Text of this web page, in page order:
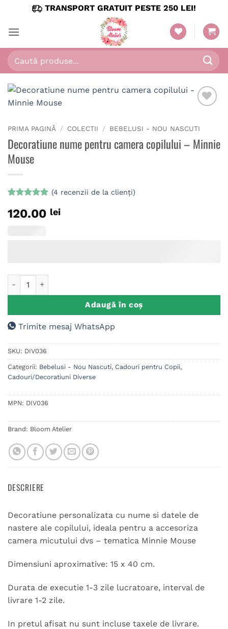
content
TRANSPORT GRATUIT PESTE 250 LEI!
Caută
după:
PRIMA PAGINĂ / COLECTII / BEBELUSI - NOU NASCUTI
Decoratiune nume pentru camera copilului – Minnie
Mouse
5din 5 pe
baza a
(4 recenzii de la clienți)
120.00 lei
Adaugă în coș
Trimite mesaj WhatsApp
SKU: DIV036
Categorii: Bebelusi - Nou Nascuti, Cadouri pentru Copii,
Cadouri/Decoratiuni Diverse
MPN: DIV036
Brand: Bloom Atelier
DESCRIERE
Decoratiune personalizata cu nume si datele de
nastere ale copilului, ideala pentru a accesoriza
camera micutului dvs – tematica Minnie Mouse
Dimensiuni aproximative: 15 x 40 cm.
Durata de executie 1-3 zile lucratoare, interval de
livrare 1-2 zile.
In pretul afisat nu sunt incluse taxele de livrare.